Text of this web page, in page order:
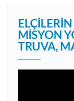
MISYON
TRUVA,